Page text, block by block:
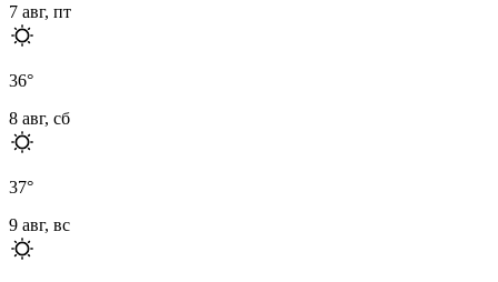
7 авг, пт
36°
8 авг, сб
37°
9 авг, вс